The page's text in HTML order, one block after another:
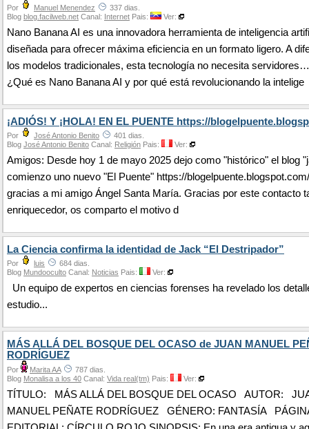
Por Manuel Menendez
337 dias.
Blog blog.facilweb.net Canal: Internet Pais: Ver:
Nano Banana AI es una innovadora herramienta de inteligencia
diseñada para ofrecer máxima eficiencia en un formato ligero. A
los modelos tradicionales, esta tecnología no necesita
¿Qué es Nano Banana AI y por qué está revolucionando la intelige
¡ADIÓS! Y ¡HOLA! EN EL PUENTE https://
Por José Antonio Benito
401 dias.
Blog José Antonio Benito Canal: Religión Pais: Ver:
Amigos: Desde hoy 1 de mayo 2025 dejo como "histórico" el blog
comienzo uno nuevo "El Puente" https://
gracias a mi amigo Ángel Santa María. Gracias por este contacto
enriquecedor, os comparto el motivo d
La Ciencia confirma la identidad de Jack “El Destripador”
Por luis
684 dias.
Blog Mundooculto Canal: Noticias Pais: Ver:
Un equipo de expertos en ciencias forenses ha revelado los
estudio...
MÁS ALLÁ DEL BOSQUE DEL OCASO de JUAN MANUEL
RODRÍGUEZ
Por Marita AA
787 dias.
Blog Monalisa a los 40 Canal: Vida real(tm) Pais: Ver:
TÍTULO: MÁS ALLÁ DEL BOSQUE DEL OCASO AUTOR:
MANUEL PEÑATE RODRÍGUEZ GÉNERO: FANTASÍA